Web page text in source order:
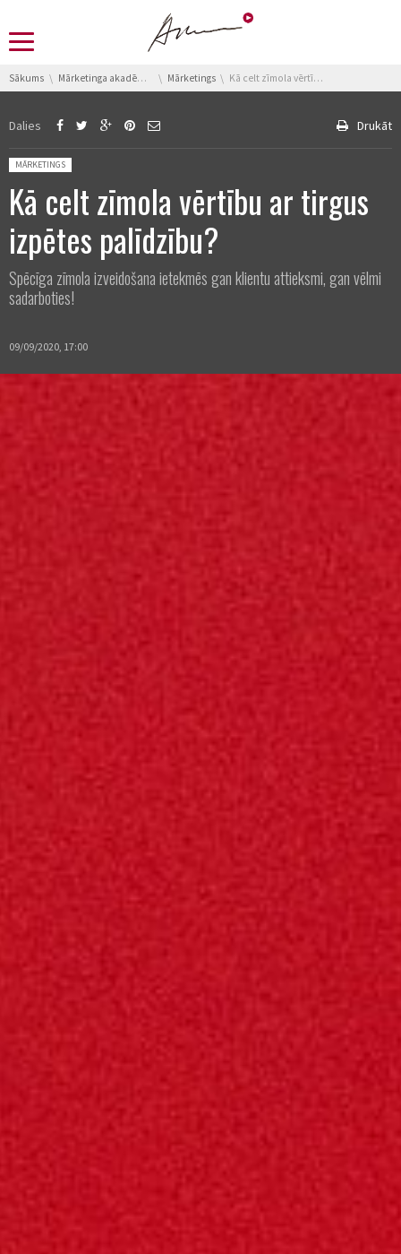
You are here:
Sākums Mārketinga akadēmija Mārketings Kā celt zīmola vērtību ar tirgus izpētes palīdzību?
Dalies Drukāt
Posted in:
MĀRKETINGS
Kā celt zīmola vērtību ar tirgus
izpētes palīdzību?
Spēcīga zīmola izveidošana ietekmēs gan klientu attieksmi, gan vēlmi
sadarboties!
09/09/2020, 17:00